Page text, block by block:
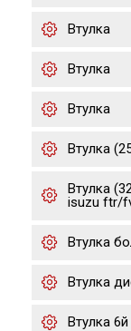
Втулка
Втулка
Втулка
Втулка
Втулка
isuzu ftr/
Втулка
Втулка
Втулка